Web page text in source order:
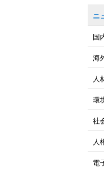
ニ
国
海
人
環
社
人
電